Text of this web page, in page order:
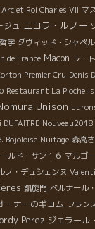
et Roi Charles VII マ
ジュ ニコラ・ルノー
哲学 ダヴィッド・シャペル
de France Macon ラ・
Premier Cru Denis
Restaurant La Pioche
Unison
DUFAITRE Nouveau2018
Bojoloise Nuitage 森高
ルド・サン１６ マルゴー
ノ・デュシェンヌ
凱旋門 ベルナール
ーナーのギヨム フラン
Perez ジェラール